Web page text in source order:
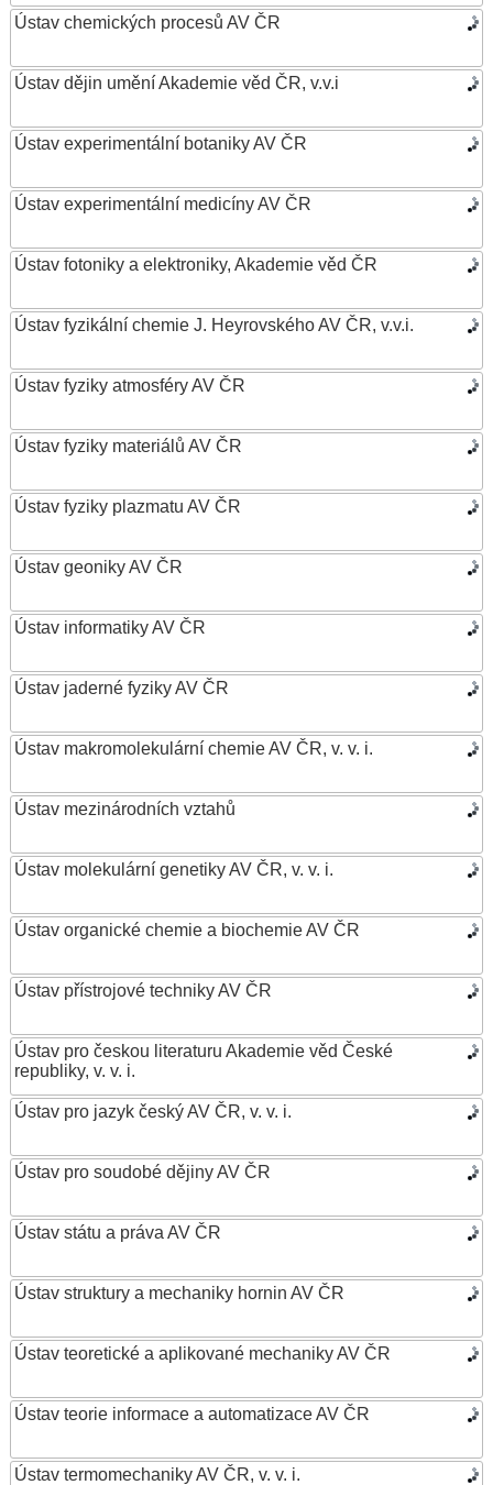
Ústav chemických procesů AV ČR
Ústav dějin umění Akademie věd ČR, v.v.i
Ústav experimentální botaniky AV ČR
Ústav experimentální medicíny AV ČR
Ústav fotoniky a elektroniky, Akademie věd ČR
Ústav fyzikální chemie J. Heyrovského AV ČR, v.v.i.
Ústav fyziky atmosféry AV ČR
Ústav fyziky materiálů AV ČR
Ústav fyziky plazmatu AV ČR
Ústav geoniky AV ČR
Ústav informatiky AV ČR
Ústav jaderné fyziky AV ČR
Ústav makromolekulární chemie AV ČR, v. v. i.
Ústav mezinárodních vztahů
Ústav molekulární genetiky AV ČR, v. v. i.
Ústav organické chemie a biochemie AV ČR
Ústav přístrojové techniky AV ČR
Ústav pro českou literaturu Akademie věd České
republiky, v. v. i.
Ústav pro jazyk český AV ČR, v. v. i.
Ústav pro soudobé dějiny AV ČR
Ústav státu a práva AV ČR
Ústav struktury a mechaniky hornin AV ČR
Ústav teoretické a aplikované mechaniky AV ČR
Ústav teorie informace a automatizace AV ČR
Ústav termomechaniky AV ČR, v. v. i.